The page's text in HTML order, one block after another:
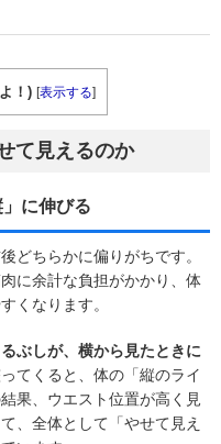
！) [表示する]
て見えるのか
に伸びる
どちらかに偏りがちです。
に余計な負担がかかり、体
くなります。
ぶしが、横から見たときに
てくると、体の「縦のライ
果、ウエスト位置が高く見
、全体として「やせて見え